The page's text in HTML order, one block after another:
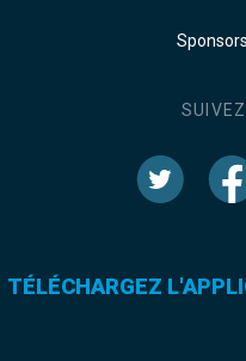
TÉLÉCHARGEZ